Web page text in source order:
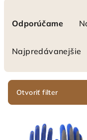
p
Odporúčame
Najpredávanejšie
Otvoriť filter